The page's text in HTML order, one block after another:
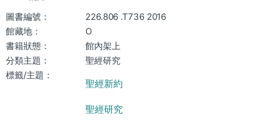
圖書編號：
226.806 .T736 2016
館藏地：
O
書籍狀態：
館內架上
分類主題：
聖經研究
標籤/主題：
聖經新約
聖經研究